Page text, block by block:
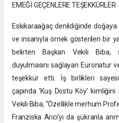
EMEĞİ GEÇENLERE TEŞEKKÜRLER
Eskikaraağaç denildiğinde doğaya
ve insanıyla örnek gösterilen bir
belirten Başkan Vekili Biba,
duyulmasını sağlayan Euronatur
teşekkür etti. İş birlikleri
çapında ‘Kuş Dostu Köy’ kimliğini
Vekili Biba, “Özellikle merhum
Franziska Arıcı’yı da şükranla